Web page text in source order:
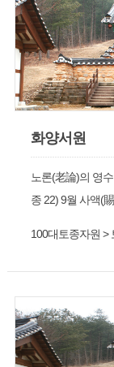
화양서원
노론(老論)의 영
종 22) 9월 사액(
100대토종자원 >